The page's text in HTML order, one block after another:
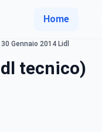
Home
Gennaio 2014 Lidl
tecnico)